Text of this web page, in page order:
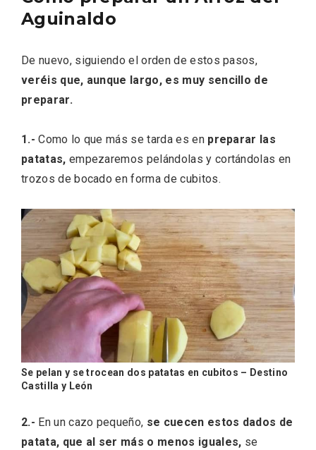
Aguinaldo
De nuevo, siguiendo el orden de estos pasos,
veréis que, aunque largo, es muy sencillo de
preparar.
1.- Como lo que más se tarda es en preparar las
patatas, empezaremos pelándolas y cortándolas en
trozos de bocado en forma de cubitos.
Se pelan y se trocean dos patatas en cubitos – Destino
Castilla y León
2.- En un cazo pequeño, se cuecen estos dados de
patata, que al ser más o menos iguales, se
VII Feria del Vino de Sotillo 2026 ‘Sotillo,
el Vino y Yo’
Feria del Vino de Toro 2026; descubre
“Otros Vinos de Toro”